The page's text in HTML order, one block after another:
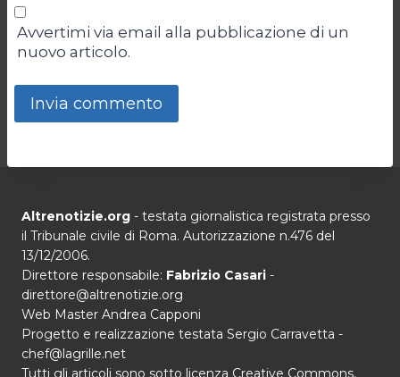
Avvertimi via email alla pubblicazione di un
nuovo articolo.
Altrenotizie.org - testata giornalistica registrata presso
il Tribunale civile di Roma. Autorizzazione n.476 del
13/12/2006.
Direttore responsabile: Fabrizio Casari -
direttore@altrenotizie.org
Web Master Andrea Capponi
Progetto e realizzazione testata Sergio Carravetta -
chef@lagrille.net
Tutti gli articoli sono sotto licenza Creative Commons,